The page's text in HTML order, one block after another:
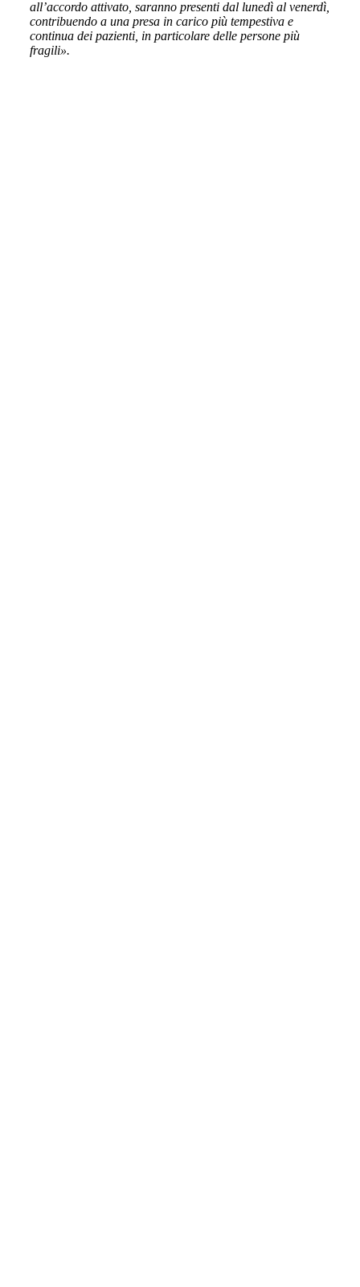
all’accordo attivato, saranno presenti dal lunedì al venerdì,
contribuendo a una presa in carico più tempestiva e
continua dei pazienti, in particolare delle persone più
fragili».